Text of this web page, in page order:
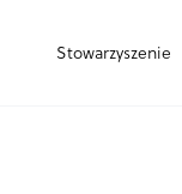
Stowarzyszenie